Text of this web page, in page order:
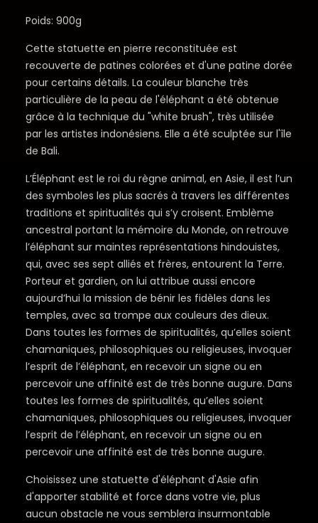
Poids: 900g
Cette statuette en pierre reconstituée est
recouverte de patines colorées et d'une patine dorée
pour certains détails. La couleur blanche très
particulière de la peau de l'éléphant a été obtenue
grâce à la technique du "white brush", très utilisée
par les artistes indonésiens. Elle a été sculptée sur l'île
de Bali.
L’Éléphant est le roi du règne animal, en Asie, il est l’un
des symboles les plus sacrés à travers les différentes
traditions et spiritualités qui s’y croisent. Emblème
ancestral portant la mémoire du Monde, on retrouve
l’éléphant sur maintes représentations hindouistes,
qui, avec ses sept alliés et frères, entourent la Terre.
Porteur et gardien, on lui attribue aussi encore
aujourd’hui la mission de bénir les fidèles dans les
temples, avec sa trompe aux couleurs des dieux.
Dans toutes les formes de spiritualités, qu’elles soient
chamaniques, philosophiques ou religieuses, invoquer
l’esprit de l’éléphant, en recevoir un signe ou en
percevoir une affinité est de très bonne augure. Dans
toutes les formes de spiritualités, qu’elles soient
chamaniques, philosophiques ou religieuses, invoquer
l’esprit de l’éléphant, en recevoir un signe ou en
percevoir une affinité est de très bonne augure.
Choisissez une statuette d'éléphant d'Asie afin
d'apporter stabilité et force dans votre vie, plus
aucun obstacle ne vous semblera insurmontable